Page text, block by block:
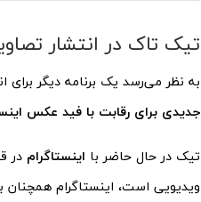
تیک تاک در انتشار
به نظر می‌رسد یک برنامه دیگر برای
جدیدی برای رقابت با فید عکس
تیک در حال حاضر با اینستاگرام در
ویدیویی است، اینستاگرام